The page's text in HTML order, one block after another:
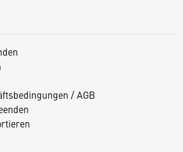
/ AGB